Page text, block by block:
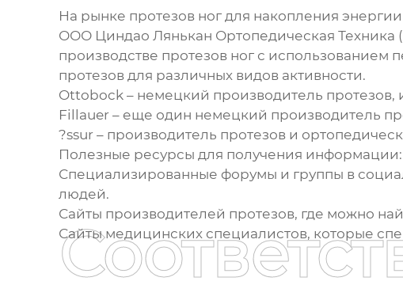
На рынке протезов ног для накопления
ООО Циндао Лянькан Ортопедическая Техника
производстве протезов ног с
протезов для различных видов активности.
Ottobock – немецкий производитель
Fillauer – еще один немецкий производитель
?ssur – производитель протезов и
Полезные ресурсы для получения информации:
Специализированные форумы и группы в
людей.
Сайты производителей протезов, где можно
Сайты медицинских специалистов, которые